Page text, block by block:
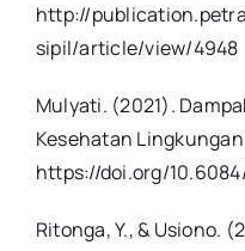
http://
sipil/article/view/4948
Mulyati. (2021).
Kesehatan
https://doi.org/
Ritonga, Y., & Usiono.